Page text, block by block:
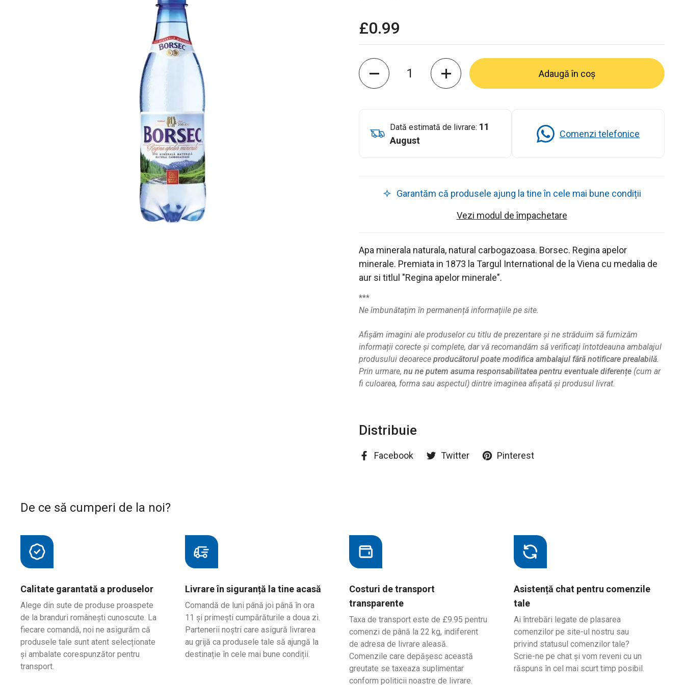
£0.99
Cantitate
Adaugă în coș
Dată estimată de livrare: 11
August
Comenzi telefonice
Garantăm că produsele ajung la tine în cele mai bune condiții
Vezi modul de împachetare
Apa minerala naturala, natural carbogazoasa. Borsec. Regina apelor
minerale. Premiata in 1873 la Targul International de la Viena cu medalia de
aur si titlul "Regina apelor minerale".
***
Ne îmbunătațim în permanență informațiile pe site.
Afișăm imagini ale produselor cu titlu de prezentare și ne străduim să furnizăm
informații corecte și complete, dar vă recomandăm să verificați întotdeauna ambalajul
produsului deoarece producătorul poate modifica ambalajul fără notificare prealabilă.
Prin urmare, nu ne putem asuma responsabilitatea pentru eventuale diferențe (cum ar
fi culoarea, forma sau aspectul) dintre imaginea afișată și produsul livrat.
Distribuie
Facebook Twitter Pinterest
De ce să cumperi de la noi?
Calitate garantată a produselor
Alege din sute de produse proaspete
de la branduri românești cunoscute. La
fiecare comandă, noi ne asigurăm că
produsele tale sunt atent selecționate
și ambalate corespunzător pentru
transport.
Livrare în siguranță la tine acasă
Comandă de luni până joi până în ora
11 și primești cumpărăturile a doua zi.
Partenerii noștri care asigură livrarea
au grijă ca produsele tale să ajungă la
destinație în cele mai bune condiții.
Costuri de transport
transparente
Taxa de transport este de £9.95 pentru
comenzi de până la 22 kg, indiferent
de adresa de livrare aleasă.
Comenzile care depășesc această
greutate se taxeaza suplimentar
conform politicii noastre de livrare.
Asistență chat pentru comenzile
tale
Ai întrebări legate de plasarea
comenzilor pe site-ul nostru sau
privind statusul comenzilor tale?
Scrie-ne pe chat și vom reveni cu un
răspuns în cel mai scurt timp posibil.